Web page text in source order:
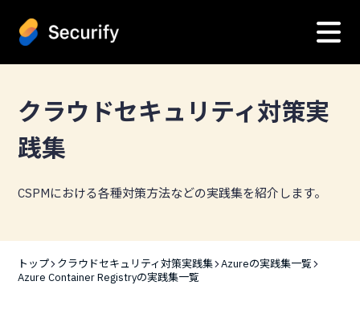
クラウドセキュリティ対策実
践集
CSPMにおける各種対策方法などの実践集を紹介します。
トップ クラウドセキュリティ対策実践集
Azureの実践集一覧
Azure Container Registryの実践集一覧